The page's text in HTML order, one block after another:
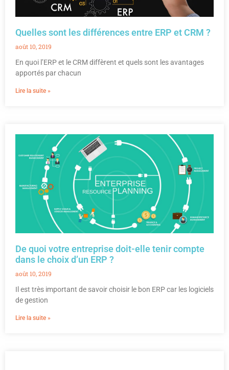
Quelles sont les différences entre ERP et CRM ?
août 10, 2019
En quoi l’ERP et le CRM diffèrent et quels sont les avantages
apportés par chacun
Lire la suite »
De quoi votre entreprise doit-elle tenir compte
dans le choix d’un ERP ?
août 10, 2019
Il est très important de savoir choisir le bon ERP car les logiciels
de gestion
Lire la suite »